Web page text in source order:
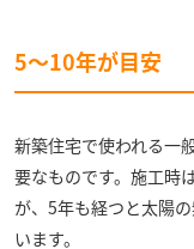
5～10年が目安
新築住宅で使われる一
要なものです。施工時
が、5年も経つと太陽
います。